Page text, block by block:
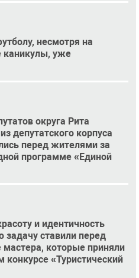
несмотря на
каникулы, уже
округа Рита
депутатского корпуса
перед жителями за
программе «Единой
и идентичность
ставили перед
мастера, которые приняли
конкурсе «Туристический